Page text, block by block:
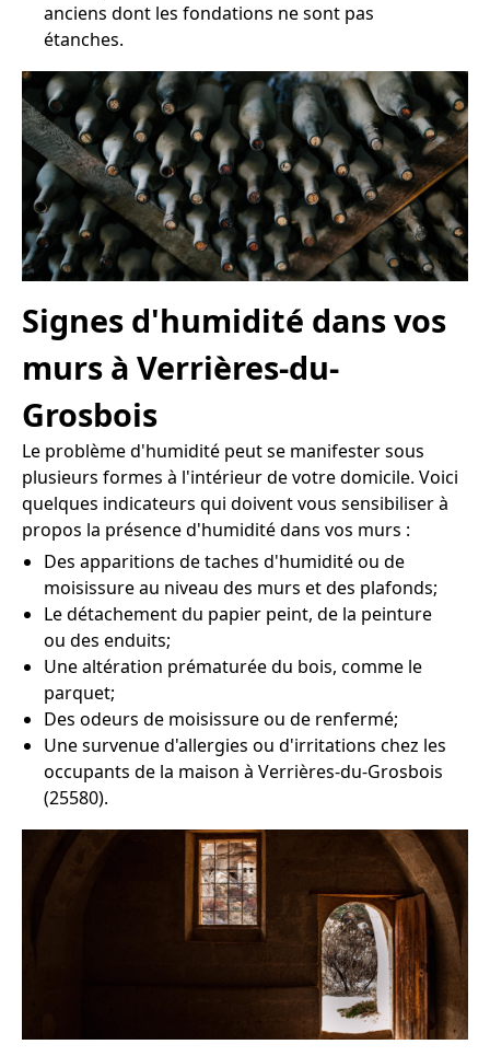
anciens dont les fondations ne sont pas
étanches.
Signes d'humidité dans vos
murs à Verrières-du-
Grosbois
Le problème d'humidité peut se manifester sous
plusieurs formes à l'intérieur de votre domicile. Voici
quelques indicateurs qui doivent vous sensibiliser à
propos la présence d'humidité dans vos murs :
Des apparitions de taches d'humidité ou de
moisissure au niveau des murs et des plafonds;
Le détachement du papier peint, de la peinture
ou des enduits;
Une altération prématurée du bois, comme le
parquet;
Des odeurs de moisissure ou de renfermé;
Une survenue d'allergies ou d'irritations chez les
occupants de la maison à Verrières-du-Grosbois
(25580).